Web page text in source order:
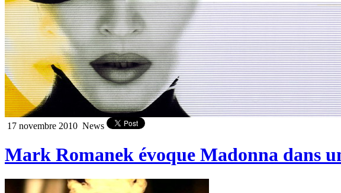
17 novembre 2010 News
Mark Romanek évoque Madonna dans